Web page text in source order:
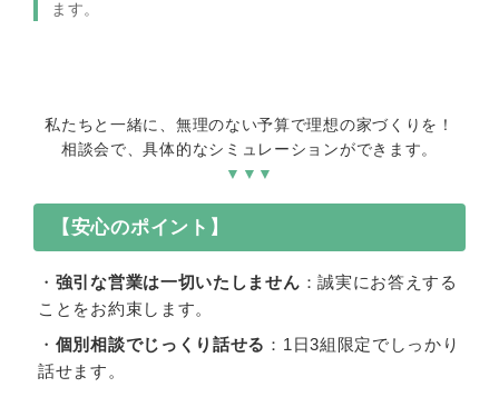
ます。
私たちと一緒に、無理のない予算で理想の家づくりを！
相談会で、具体的なシミュレーションができます。
▼▼▼
【安心のポイント】
・ 強引な営業は一切いたしません ：誠実にお答えする
ことをお約束します。
・ 個別相談でじっくり話せる ：1日3組限定でしっかり
話せます。